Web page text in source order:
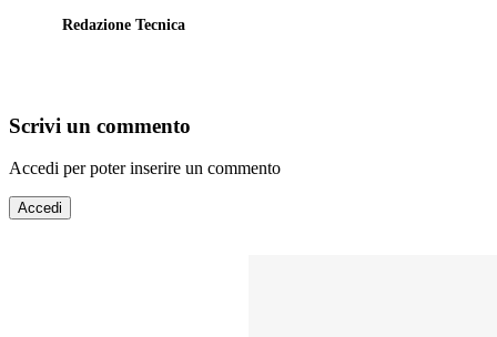
Redazione Tecnica
Scrivi un commento
Accedi per poter inserire un commento
Accedi